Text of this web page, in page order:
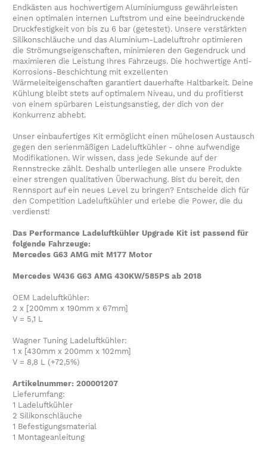
Endkästen aus hochwertigem Aluminiumguss gewährleisten
einen optimalen internen Luftstrom und eine beeindruckende
Druckfestigkeit von bis zu 6 bar (getestet). Unsere verstärkten
Silikonschläuche und das Aluminium-Ladeluftrohr optimieren
die Strömungseigenschaften, minimieren den Gegendruck und
maximieren die Leistung Ihres Fahrzeugs. Die hochwertige Anti-
Korrosions-Beschichtung mit exzellenten
Wärmeleiteigenschaften garantiert dauerhafte Haltbarkeit. Deine
Kühlung bleibt stets auf optimalem Niveau, und du profitierst
von einem spürbaren Leistungsanstieg, der dich von der
Konkurrenz abhebt.
Unser einbaufertiges Kit ermöglicht einen mühelosen Austausch
gegen den serienmäßigen Ladeluftkühler - ohne aufwendige
Modifikationen. Wir wissen, dass jede Sekunde auf der
Rennstrecke zählt. Deshalb unterliegen alle unsere Produkte
einer strengen qualitativen Überwachung. Bist du bereit, den
Rennsport auf ein neues Level zu bringen? Entscheide dich für
den Competition Ladeluftkühler und erlebe die Power, die du
verdienst!
Das Performance Ladeluftkühler Upgrade Kit ist passend für
folgende Fahrzeuge:
Mercedes G63 AMG mit M177 Motor
Mercedes W436 G63 AMG 430KW/585PS ab 2018
OEM Ladeluftkühler:
2 x [200mm x 190mm x 67mm]
V = 5,1 L
Wagner Tuning Ladeluftkühler:
1 x [430mm x 200mm x 102mm]
V = 8,8 L (+72,5%)
Artikelnummer: 200001207
Lieferumfang:
1 Ladeluftkühler
2 Silikonschläuche
1 Befestigungsmaterial
1 Montageanleitung